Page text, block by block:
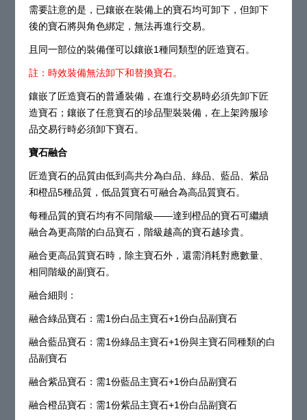
需要註意的是，已鑲嵌在裝備上的寶石均可卸下，但卸下
後的寶石將與角色綁定，無法再進行交易。
且同一部位的裝備僅可以鑲嵌1種同類型的匠造寶石。
註：時效裝備無法卸下和替換寶石。
鑲嵌了匠造寶石的普通裝備，在進行交易時必須先卸下匠
造寶石；鑲嵌了任意寶石的珍品聖裝裝備，在上架跨服珍
品交易行時必須卸下寶石。
寶石融合
匠造寶石的品質由低到高共分為白品、綠品、藍品、紫品
和橙品5種品質，低品質寶石可融合為高品質寶石。
每種品質的寶石均有不同階級——達到橙品的寶石可繼續
融合為更高階的白品寶石，階級越高的寶石越珍貴。
融合更高品質寶石時，除主寶石外，還需消耗對應數量、
相同階級的副寶石。
融合細則：
融合綠品寶石：需1份白品主寶石+1份白品副寶石
融合藍品寶石：需1份綠品主寶石+1份與主寶石同種類的白
品副寶石
融合紫品寶石：需1份藍品主寶石+1份白品副寶石
融合橙品寶石：需1份紫品主寶石+1份白品副寶石